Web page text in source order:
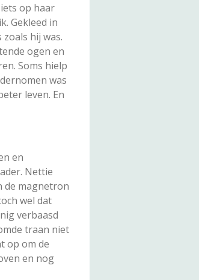
op haar
Gekleed in
hij was.
ogen en
Soms hielp
was
leven. En
en
Nettie
de magnetron
wel dat
verbaasd
traan niet
op om de
en nog